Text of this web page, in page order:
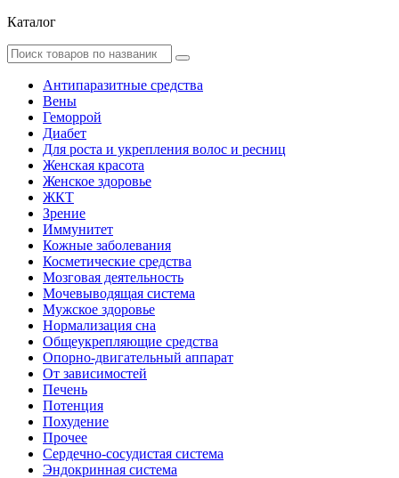
Каталог
Антипаразитные средства
Вены
Геморрой
Диабет
Для роста и укрепления волос и ресниц
Женская красота
Женское здоровье
ЖКТ
Зрение
Иммунитет
Кожные заболевания
Косметические средства
Мозговая деятельность
Мочевыводящая система
Мужское здоровье
Нормализация сна
Общеукрепляющие средства
Опорно-двигательный аппарат
От зависимостей
Печень
Потенция
Похудение
Прочее
Сердечно-сосудистая система
Эндокринная система